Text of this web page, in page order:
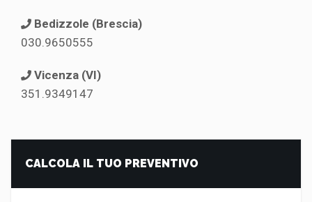
Bedizzole (Brescia)
030.9650555
Vicenza (VI)
351.9349147
CALCOLA IL TUO PREVENTIVO